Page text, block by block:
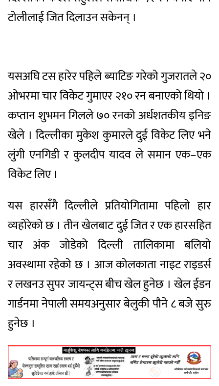
टोलीलाई जित दिलाउन सकेनन् ।
यसअघि टस हारेर पहिले ब्याटिङ गरेको गुजरातले २०
ओभरमा चार विकेट गुमाएर २१० रन बनाएको थियो ।
कप्तान शुभमन गिलले ७० रनको अर्धशतकीय इनिङ
खेले । दिल्लीका मुकेश कुमारले दुई विकेट लिए भने
लुंगी एनगिडी र कुलदीप यादव ले समान एक–एक
विकेट लिए ।
यस हारसँगै दिल्लीले प्रतियोगितामा पहिलो हार
व्यहोरेको छ । तीन खेलबाट दुई जित र एक हारसहित
चार अंक जोडेको दिल्ली तालिकामा बलियो
अवस्थामा रहेको छ । आज कोलकाता नाइट राइडर्स
र लखनउ सुपर जायन्ट्स बीच खेल हुनेछ । खेल ईडन
गार्डनमा नेपाली समयअनुसार बेलुकी पौने ८ बजे सुरु
हुनेछ ।